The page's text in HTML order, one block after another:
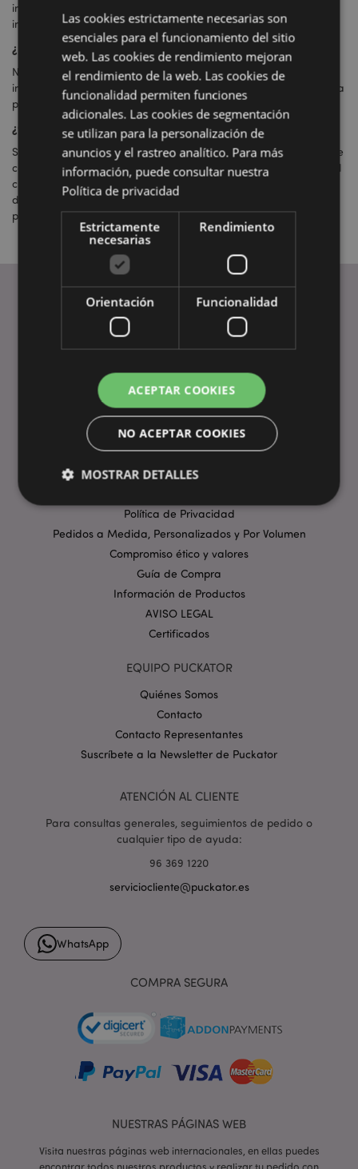
ingredientes, certificación de pruebas y cualquier otra
información relevante de fabricación y pruebas.
¿Puedo acceder a esta información en el sitio web del CPNP?
No, el portal es sólo para autoridades y distribuidores. La
información sobre productos individuales no puede ser accedida
por el público.
¿Cómo puedo acceder a la información?
Si necesitas algún certificado relacionado con nuestras líneas de
cosméticos, ponte en contacto con nuestro equipo de atención al
cliente vía correo electrónico indicando el número de referencia
de los productos sobre los que necesitas información y nos
pondremos en contacto contigo lo antes posible.
Preguntas Frecuentes
Entregas y Envíos
Visita Virtual al Showroom
Métodos de Pago
Ofertas y Promociones
Ferias y Showroom
Showroom de Paris Homexpo
Política de Privacidad
Pedidos a Medida, Personalizados y Por Volumen
Compromiso ético y valores
Guía de Compra
Información de Productos
AVISO LEGAL
Certificados
EQUIPO PUCKATOR
Quiénes Somos
Contacto
Contacto Representantes
Suscríbete a la Newsletter de Puckator
ATENCIÓN AL CLIENTE
Para consultas generales, seguimientos de pedido o
cualquier tipo de ayuda:
96 369 1220
serviciocliente@puckator.es
WhatsApp
COMPRA SEGURA
NUESTRAS PÁGINAS WEB
Visita nuestras páginas web internacionales, en ellas puedes
Las cookies estrictamente necesarias son
esenciales para el funcionamiento del sitio
web. Las cookies de rendimiento mejoran
el rendimiento de la web. Las cookies de
funcionalidad permiten funciones
adicionales. Las cookies de segmentación
se utilizan para la personalización de
anuncios y el rastreo analítico. Para más
información, puede consultar nuestra
Política de privacidad
Estrictamente
necesarias
Rendimiento
Orientación Funcionalidad
ACEPTAR COOKIES
NO ACEPTAR COOKIES
MOSTRAR DETALLES
Estrictamente necesarias
Rendimiento
Orientación
Funcionalidad
Las cookies estrictamente necesarias permiten la
sesión del usuario y la gestión de la cuenta. El sitio
web no puede funcionar correctamente sin las
cookies estrictamente necesarias.
mage-cache-storage
mage-cache-storage-section-
form_key
Adobe Inc.
Política de privacidad de